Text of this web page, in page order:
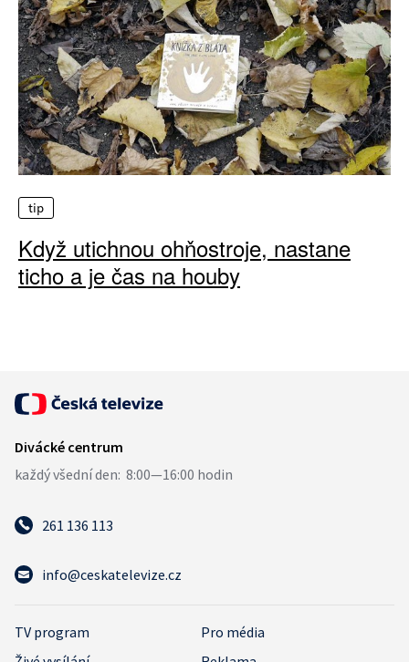
tip
Když utichnou ohňostroje, nastane
ticho a je čas na houby
261 136 113
info@ceskatelevize.cz
TV program
Pro média